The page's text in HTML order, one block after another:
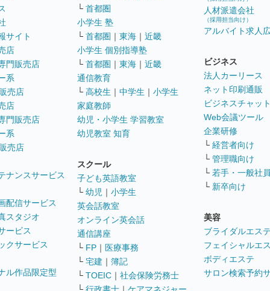
サイト
店
門販売店
系
売店
店
門販売店
系
売店
ナンスサービス
配信サービス
スタジオ
ービス
クサービス
ル作品限定型
└ 首都圏
小学生 塾
└ 首都圏 ｜ 東海 ｜ 近畿
小学生 個別指導塾
└ 首都圏 ｜ 東海 ｜ 近畿
通信教育
└ 高校生 ｜ 中学生 ｜ 小学生
家庭教師
幼児・小学生 学習教室
幼児教室 知育
スクール
子ども英語教室
└ 幼児 ｜ 小学生
英会話教室
オンライン英会話
通信講座
└ FP ｜ 医療事務
└ 宅建 ｜ 簿記
└ TOEIC ｜ 社会保険労務士
人材派遣会社
（採用担当向け）
アルバイト求人
ビジネス
法人カーリース
ネット印刷通販
ビジネスチャッ
Web会議ツール
企業研修
└ 経営者向け
└ 管理職向け
└ 若手・一般社
└ 新卒向け
美容
ブライダルエス
フェイシャルエ
ボディエステ
サロン検索予約